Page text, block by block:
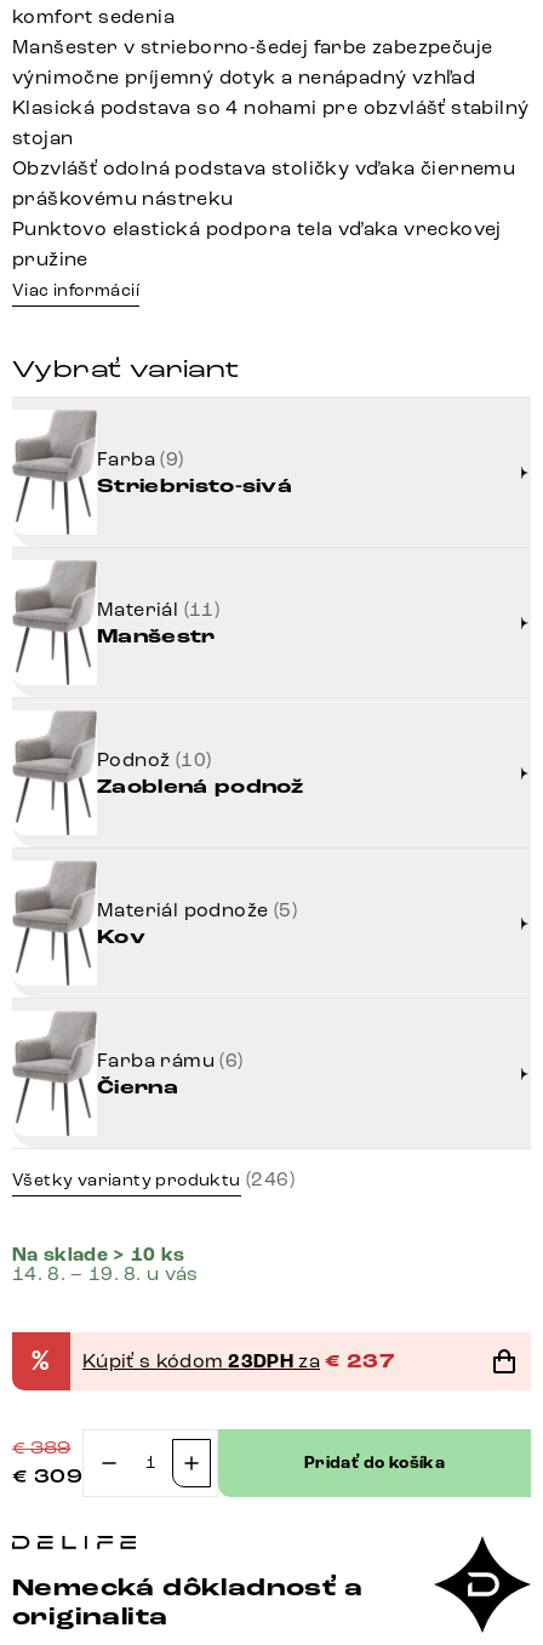
komfort sedenia
Manšester v strieborno-šedej farbe zabezpečuje
výnimočne príjemný dotyk a nenápadný vzhľad
Klasická podstava so 4 nohami pre obzvlášť stabilný
stojan
Obzvlášť odolná podstava stoličky vďaka čiernemu
práškovému nástreku
Punktovo elastická podpora tela vďaka vreckovej
pružine
Viac informácií
Vybrať variant
Farba(9)
Striebristo-sivá
Materiál (11)
Manšestr
Podnož (10)
Zaoblená podnož
Materiál podnože (5)
Kov
Farba rámu(6)
Čierna
Všetky varianty produktu (246)
Na sklade > 10 ks
14. 8. – 19. 8. u vás
% Kúpiť s kódom23DPH za € 237
€389
€ 309
množstvo
stolička
Flex
s
Pridať do košíka
Nemecká dôkladnosť a
originalita